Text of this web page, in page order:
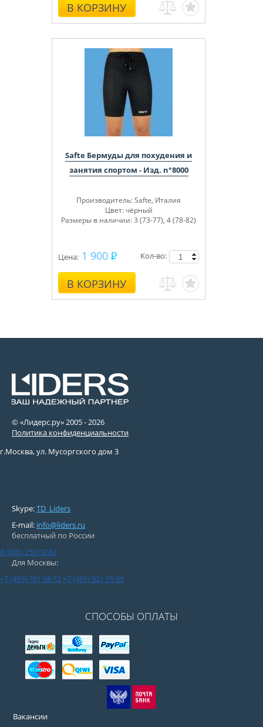
В КОРЗИНУ
Safte Бермуды для похудения и
занятия спортом - Изд. n°8000
Производитель: Safte, Италия
Цвет:чёрный
Размеры в наличии:3 (73-77), 4 (78-82)
Цена: 1 900
В КОРЗИНУ
Кол-во:
© «Лидерс.ру» 2005 -2026
Политика конфиденциальности
г.Москва, ул. Мусоргского дом 3
Skype:TD_Liders
E-mail: info@liders.ru
бесплатный по России
8 (800) 250 02 82
Для Москвы:
+7 (495) 781 68 72+7 (495) 921 55 95
СПОСОБЫ ОПЛАТЫ
Вакансии